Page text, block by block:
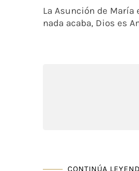
La Asunción de
nada acaba, Dios es
CONTINÚA